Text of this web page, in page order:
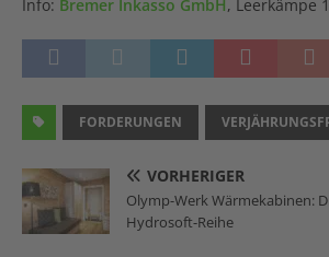
Info: Bremer Inkasso GmbH, Leerkämpe
FORDERUNGEN
VORHERIGER
Olymp-Werk Wärmekabinen:
Hydrosoft-Reihe